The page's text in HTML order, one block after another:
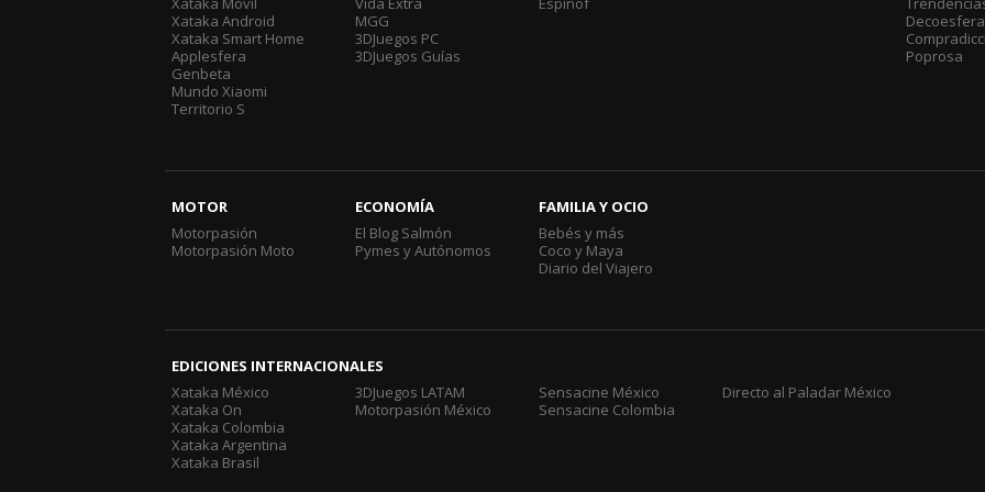
Xataka Android
Xataka Smart Home
Applesfera
Genbeta
Mundo Xiaomi
Territorio S
MGG
3DJuegos PC
3DJuegos Guías
Decoesfera
Poprosa
MOTOR
Motorpasión
Motorpasión Moto
ECONOMÍA
El Blog Salmón
Pymes y Autónomos
FAMILIA Y OCIO
Bebés y más
Coco y Maya
Diario del Viajero
EDICIONES INTERNACIONALES
Xataka México
Xataka On
Xataka Colombia
Xataka Argentina
Xataka Brasil
3DJuegos LATAM
Motorpasión México
Sensacine México
Sensacine Colombia
Directo al Paladar México